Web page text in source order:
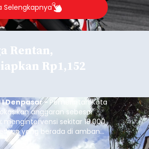
Selengkapnya
Rentan,
Rp1,152
Denpasar - Pemerintah Kota
anggaran sebesar
mengintervensi sekitar 18.000
yang berada di ambang
strategis ini diambil